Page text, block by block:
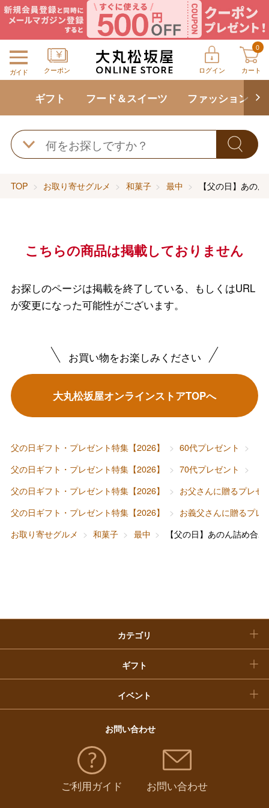
ガイド クーポン ログイン
0
カート
ギフト フード＆スイーツ ファッション
TOP お取り寄せグルメ 和菓子 最中 【父の日】あの
こちらの商品は掲載しておりません
お探しのページは掲載を終了している、もしくはURL
が変更になった可能性がございます。
お買い物をお楽しみください
大丸松坂屋オンラインストアTOPへ
父の日ギフト・プレゼント特集【2026】 60代プレゼント
父の日ギフト・プレゼント特集【2026】
70代プレゼント
父の日ギフト・プレゼント特集【2026】
お父さんに贈るプレゼ
父の日ギフト・プレゼント特集【2026】
お義父さんに贈るプレ
お取り寄せグルメ
和菓子 最中 【父の日】あのん詰め合
カテゴリ
ビューティー
ファッション
ホーム＆インテリア
ベビー＆キッズ
ギフト
大丸・松坂屋のギフト
出産内祝い
結婚内祝い
お香典返し
快気祝い
イベント
バレンタインチョコレート
ホワイトデー
父の日
お中元
敬老の日
福袋
お問い合わせ
ご利用ガイド お問い合わせ